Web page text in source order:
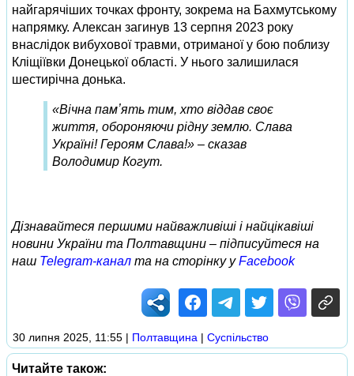
найгарячіших точках фронту, зокрема на Бахмутському
напрямку. Алексан загинув 13 серпня 2023 року
внаслідок вибухової травми, отриманої у бою поблизу
Кліщіївки Донецької області. У нього залишилася
шестирічна донька.
«Вічна памʼять тим, хто віддав своє
життя, обороняючи рідну землю. Слава
Україні! Героям Слава!» – сказав
Володимир Когут.
Дізнавайтеся першими найважливіші і найцікавіші
новини України та Полтавщини – підписуйтеся на
наш Telegram-канал та на сторінку уFacebook
30 липня 2025, 11:55 | Полтавщина | Суспільство
Читайте також: